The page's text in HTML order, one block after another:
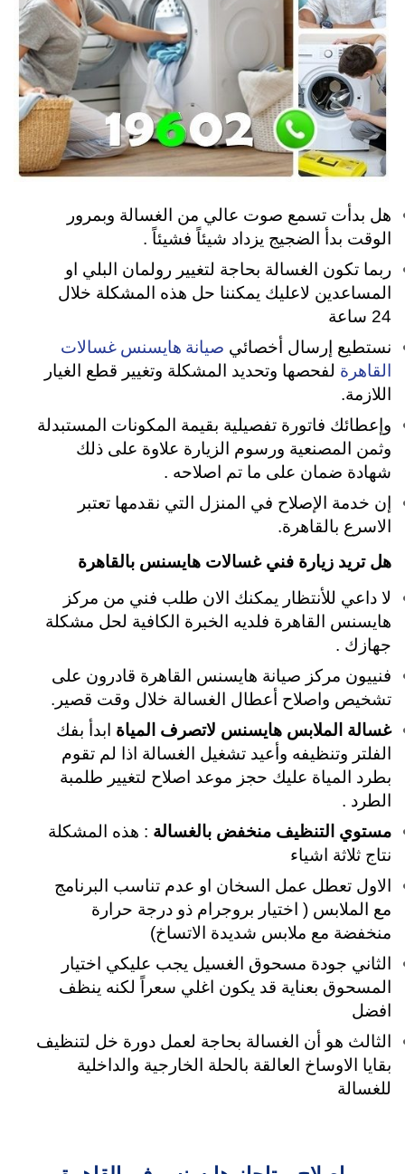
هل بدأت تسمع صوت عالي من الغسالة وبمرور
الوقت بدأ الضجيج يزداد شيئاً فشيئاً .
ربما تكون الغسالة بحاجة لتغيير رولمان البلي او
المساعدين لاعليك يمكننا حل هذه المشكلة خلال
24 ساعة
نستطيع إرسال أخصائي صيانة هايسنس غسالات
القاهرة لفحصها وتحديد المشكلة وتغيير قطع الغيار
اللازمة.
وإعطائك فاتورة تفصيلية بقيمة المكونات المستبدلة
وثمن المصنعية ورسوم الزيارة علاوة على ذلك
شهادة ضمان على ما تم اصلاحه .
إن خدمة الإصلاح في المنزل التي نقدمها تعتبر
الاسرع بالقاهرة.
هل تريد زيارة فني غسالات هايسنس بالقاهرة
لا داعي للأنتظار يمكنك الان طلب فني من مركز
هايسنس القاهرة فلديه الخبرة الكافية لحل مشكلة
جهازك .
فنييون مركز صيانة هايسنس القاهرة قادرون على
تشخيص واصلاح أعطال الغسالة خلال وقت قصير.
غسالة الملابس هايسنس لاتصرف المياة ابدأ بفك
الفلتر وتنظيفه وأعيد تشغيل الغسالة اذا لم تقوم
بطرد المياة عليك حجز موعد اصلاح لتغيير طلمبة
الطرد .
مستوي التنظيف منخفض بالغسالة : هذه المشكلة
نتاج ثلاثة اشياء
الاول تعطل عمل السخان او عدم تناسب البرنامج
مع الملابس ( اختيار بروجرام ذو درجة حرارة
منخفضة مع ملابس شديدة الاتساخ)
الثاني جودة مسحوق الغسيل يجب عليكي اختيار
المسحوق بعناية قد يكون اغلي سعراً لكنه ينظف
افضل
الثالث هو أن الغسالة بحاجة لعمل دورة خل لتنظيف
بقايا الاوساخ العالقة بالحلة الخارجية والداخلية
للغسالة